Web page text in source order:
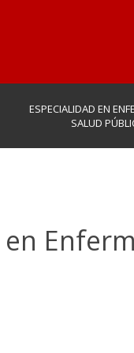
ESPECIALIDAD EN
SALUD
en